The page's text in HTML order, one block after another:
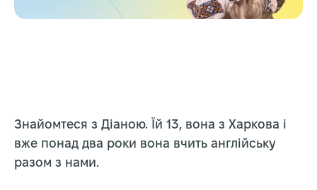
Знайомтеся з Діаною. Їй 13, вона з Харкова і
вже понад два роки вона вчить англійську
разом з нами.